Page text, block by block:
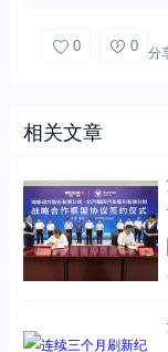
0 0 分
相关文章